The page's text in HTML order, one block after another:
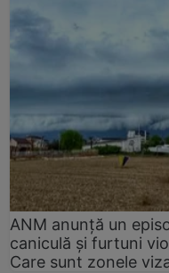
ANM anunță un
caniculă și furtuni
Care sunt zonele